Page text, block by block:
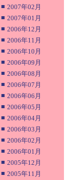
■ 2007年02月
■ 2007年01月
■ 2006年12月
■ 2006年11月
■ 2006年10月
■ 2006年09月
■ 2006年08月
■ 2006年07月
■ 2006年06月
■ 2006年05月
■ 2006年04月
■ 2006年03月
■ 2006年02月
■ 2006年01月
■ 2005年12月
■ 2005年11月